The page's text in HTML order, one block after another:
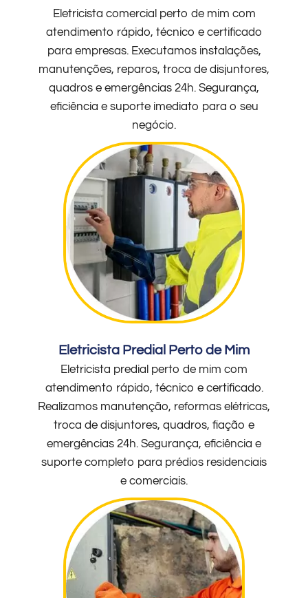
Eletricista comercial perto de mim com
atendimento rápido, técnico e certificado
para empresas. Executamos instalações,
manutenções, reparos, troca de disjuntores,
quadros e emergências 24h. Segurança,
eficiência e suporte imediato para o seu
negócio.
Eletricista Predial Perto de Mim
Eletricista predial perto de mim com
atendimento rápido, técnico e certificado.
Realizamos manutenção, reformas elétricas,
troca de disjuntores, quadros, fiação e
emergências 24h. Segurança, eficiência e
suporte completo para prédios residenciais
e comerciais.